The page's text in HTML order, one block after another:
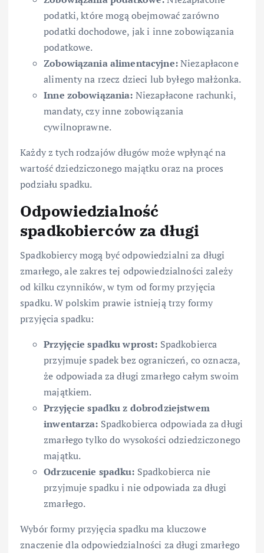
podatki, które mogą obejmować zarówno
podatki dochodowe, jak i inne zobowiązania
podatkowe.
Zobowiązania alimentacyjne:Niezapłacone
alimenty na rzecz dzieci lub byłego małżonka.
Inne zobowiązania: Niezapłacone rachunki,
mandaty, czy inne zobowiązania
cywilnoprawne.
Każdy z tych rodzajów długów może wpłynąć na
wartość dziedziczonego majątku oraz na proces
podziału spadku.
Odpowiedzialność
spadkobierców za długi
Spadkobiercy mogą być odpowiedzialni za długi
zmarłego, ale zakres tej odpowiedzialności zależy
od kilku czynników, w tym od formy przyjęcia
spadku. W polskim prawie istnieją trzy formy
przyjęcia spadku:
Przyjęcie spadku wprost: Spadkobierca
przyjmuje spadek bez ograniczeń, co oznacza,
że odpowiada za długi zmarłego całym swoim
majątkiem.
Przyjęcie spadku z dobrodziejstwem
inwentarza: Spadkobierca odpowiada za długi
zmarłego tylko do wysokości odziedziczonego
majątku.
Odrzucenie spadku: Spadkobierca nie
przyjmuje spadku i nie odpowiada za długi
zmarłego.
Wybór formy przyjęcia spadku ma kluczowe
znaczenie dla odpowiedzialności za długi zmarłego